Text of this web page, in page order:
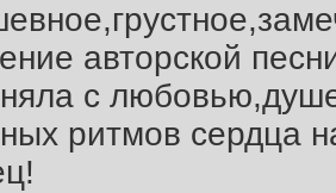
авторской
с
ритмов сердца